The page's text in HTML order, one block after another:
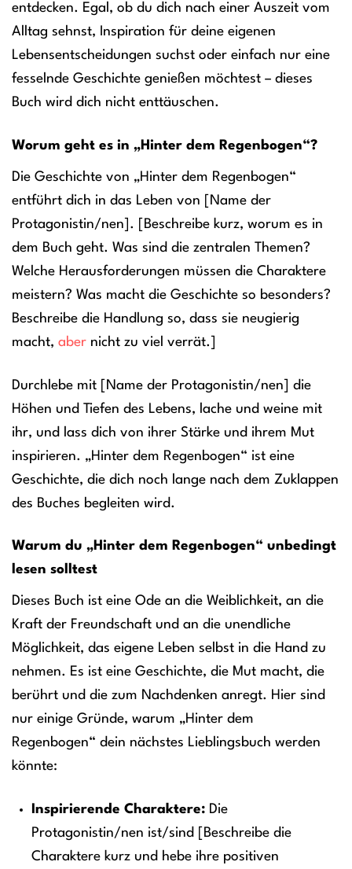
entdecken. Egal, ob du dich nach einer Auszeit vom
Alltag sehnst, Inspiration für deine eigenen
Lebensentscheidungen suchst oder einfach nur eine
fesselnde Geschichte genießen möchtest – dieses
Buch wird dich nicht enttäuschen.
Worum geht es in „Hinter dem Regenbogen“?
Die Geschichte von „Hinter dem Regenbogen“
entführt dich in das Leben von [Name der
Protagonistin/nen]. [Beschreibe kurz, worum es in
dem Buch geht. Was sind die zentralen Themen?
Welche Herausforderungen müssen die Charaktere
meistern? Was macht die Geschichte so besonders?
Beschreibe die Handlung so, dass sie neugierig
macht, aber nicht zu viel verrät.]
Durchlebe mit [Name der Protagonistin/nen] die
Höhen und Tiefen des Lebens, lache und weine mit
ihr, und lass dich von ihrer Stärke und ihrem Mut
inspirieren. „Hinter dem Regenbogen“ ist eine
Geschichte, die dich noch lange nach dem Zuklappen
des Buches begleiten wird.
Warum du „Hinter dem Regenbogen“ unbedingt
lesen solltest
Dieses Buch ist eine Ode an die Weiblichkeit, an die
Kraft der Freundschaft und an die unendliche
Möglichkeit, das eigene Leben selbst in die Hand zu
nehmen. Es ist eine Geschichte, die Mut macht, die
berührt und die zum Nachdenken anregt. Hier sind
nur einige Gründe, warum „Hinter dem
Regenbogen“ dein nächstes Lieblingsbuch werden
könnte:
Inspirierende Charaktere:Die
Protagonistin/nen ist/sind [Beschreibe die
Charaktere kurz und hebe ihre positiven